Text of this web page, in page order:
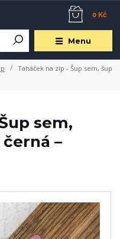
Menu
0 Kč
Taháček na zip - Šup sem, šup
sem,
–